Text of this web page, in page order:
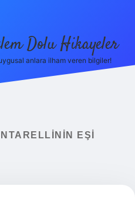
Dolu Hikayeler
anlara ilham veren bilgiler!
EŞI